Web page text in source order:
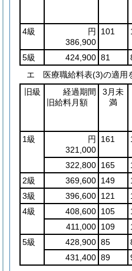
4級
円
386,900
101
5級 424,900 81
エ 医療職給料表(3)の適用
旧級
経過期間
旧給料月額
3月未
満
1級
円
321,000
161
322,800 165
2級
369,600 149
3級
396,600 121
4級
408,600 105
411,000 109
5級
428,900 85
431,400 89